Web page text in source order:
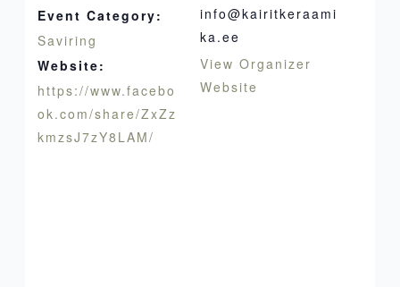
Event Category:
Saviring
Website:
https://www.facebo
ok.com/share/ZxZz
kmzsJ7zY8LAM/
info@kairitkeraami
ka.ee
View Organizer
Website